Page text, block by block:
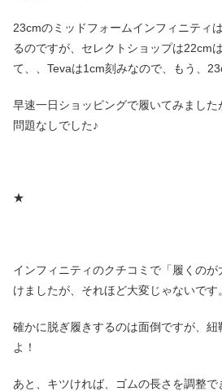
23cmのミッドフォームインフィニティ
るのですが、セレクトショップは22cm
て、、Tevaは1cm刻みなので、もう、
早速一日ショッピングで履いてみました
問題なしでした♪
★
インフィニティのクチコミで「履くの
けましたが、それほど大変じゃないです。
確かに脱ぎ履きするのは面倒ですが、
よ！
あと、キツければ、ゴムの長さを調整